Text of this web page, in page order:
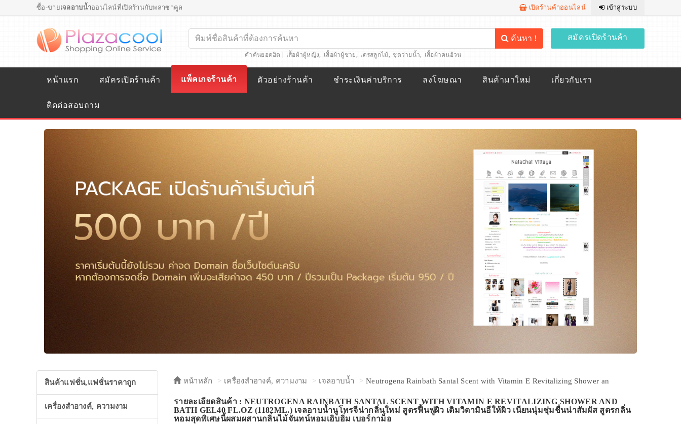
ซื้อ-ขายเจลอาบน้ำออนไลน์ที่เปิดร้านกับพลาซ่าคูล เปิดร้านค้าออนไลน์ เข้าสู่ระบบ
ค้นหา !
คำค้นยอดฮิต | เสื้อผ้าผู้หญิง, เสื้อผ้าผู้ชาย, เดรสลูกไม้, ชุดว่ายน้ำ, เสื้อผ้าคนอ้วน
สมัครเปิดร้านค้า
หน้าแรก สมัครเปิดร้านค้า แพ็คเกจร้านค้า ตัวอย่างร้านค้า ชำระเงินค่าบริการ ลงโฆษณา สินค้ามาใหม่ เกี่ยวกับเรา
ติดต่อสอบถาม
สินค้าแฟชั่น,แฟชั่นราคาถูก
เครื่องสำอางค์, ความงาม
หน้าหลัก เครื่องสำอางค์, ความงาม เจลอาบน้ำ Neutrogena Rainbath Santal Scent with Vitamin E Revitalizing Shower an
รายละเอียดสินค้า : NEUTROGENA RAINBATH SANTAL SCENT WITH VITAMIN E REVITALIZING SHOWER AND
BATH GEL40 FL.OZ (1182ML.) เจลอาบน้ำนูโทรจีน่ากลิ่นใหม่ สูตรฟื้นฟูผิว เติมวิตามินอีให้ผิว เนียนนุ่มชุ่มชื่นน่าสัมผัส สูตรกลิ่น
หอมสุดพิเศษนี้ผสมผสานกลิ่นไม้จันทน์หอมเอิบอิ่ม เบอร์กาม็อ